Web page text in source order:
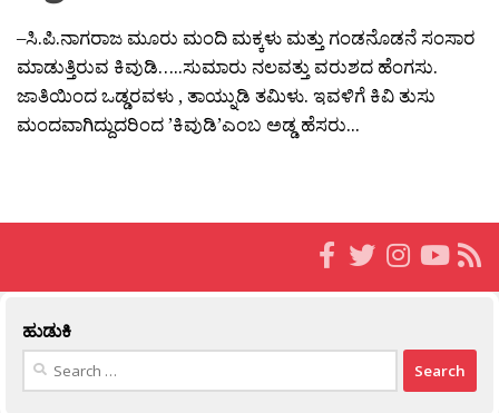
–ಸಿ.ಪಿ.ನಾಗರಾಜ ಮೂರು ಮಂದಿ ಮಕ್ಕಳು ಮತ್ತು ಗಂಡನೊಡನೆ ಸಂಸಾರ
ಮಾಡುತ್ತಿರುವ ಕಿವುಡಿ…..ಸುಮಾರು ನಲವತ್ತು ವರುಶದ ಹೆಂಗಸು.
ಜಾತಿಯಿಂದ ಒಡ್ಡರವಳು , ತಾಯ್ನುಡಿ ತಮಿಳು. ಇವಳಿಗೆ ಕಿವಿ ತುಸು
ಮಂದವಾಗಿದ್ದುದರಿಂದ ’ಕಿವುಡಿ’ಎಂಬ ಅಡ್ಡ ಹೆಸರು...
ಹುಡುಕಿ
Search